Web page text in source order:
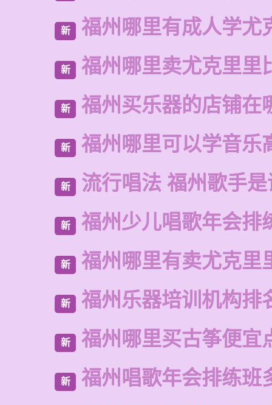
新 福州哪里有成人学尤
新 福州哪里卖尤克里里
新 福州买乐器的店铺在
新 福州哪里可以学音乐
新 流行唱法 福州歌手
新 福州少儿唱歌年会排
新 福州哪里有卖尤克里
新 福州乐器培训机构排
新 福州哪里买古筝便宜
新 福州唱歌年会排练班